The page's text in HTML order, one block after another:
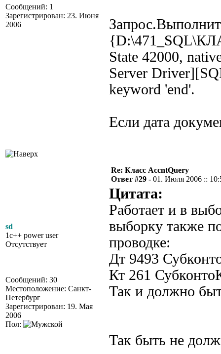
Сообщений: 1
Зарегистрирован: 23. Июня
2006
State 42000,
Server
keyword 'end'.
Если дата
sd
1c++ power user
Отсутствует
Сообщений: 30
Местоположение: Санкт-
Петербург
Зарегистрирован: 19. Мая
2006
Пол:
Re: Класс AccntQuery
Ответ #29 - 01. Июля 2006 ::
Цитата:
Работает и в
выборку также
проводке:
Дт 9493
Кт 261
Так и должно
Так быть не